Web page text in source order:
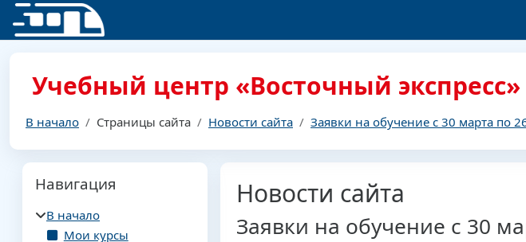
Перейти к основному содержанию
Учебный центр «Восточный экспресс»
В начало Страницы сайта Новости сайта Заявки на обучение с 30 марта по
Новости сайта
Заявки на обучение с 30
Блоки
Навигация
В начало
Мои курсы